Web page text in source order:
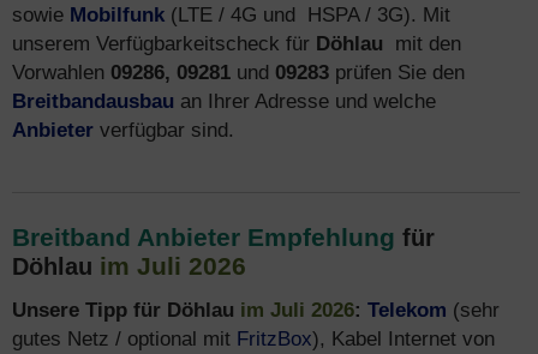
sowie Mobilfunk (LTE / 4G und HSPA / 3G). Mit
unserem Verfügbarkeitscheck für Döhlau mit den
Vorwahlen 09286, 09281 und 09283 prüfen Sie den
Breitbandausbau an Ihrer Adresse und welche
Anbieter verfügbar sind.
Breitband Anbieter Empfehlung für
Döhlau im Juli 2026
Unsere Tipp für Döhlau im Juli 2026: Telekom (sehr
gutes Netz / optional mit FritzBox), Kabel Internet von